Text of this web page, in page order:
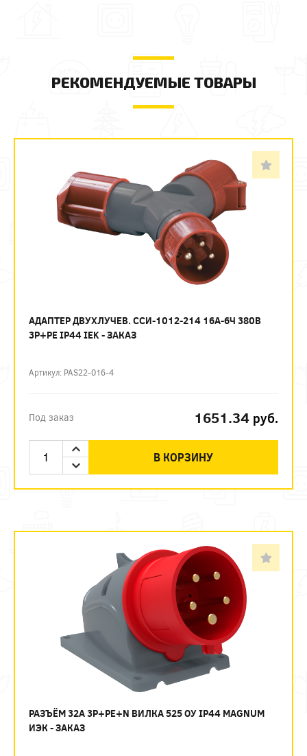
РЕКОМЕНДУЕМЫЕ ТОВАРЫ
АДАПТЕР ДВУХЛУЧЕВ. ССИ-1012-214 16А-6Ч 380В
3P+PE IP44 IEK - ЗАКАЗ
Артикул: PAS22-016-4
Под заказ 1651.34 руб.
В КОРЗИНУ
РАЗЪЁМ 32А 3P+PE+N ВИЛКА 525 ОУ IP44 MAGNUM
ИЭК - ЗАКАЗ